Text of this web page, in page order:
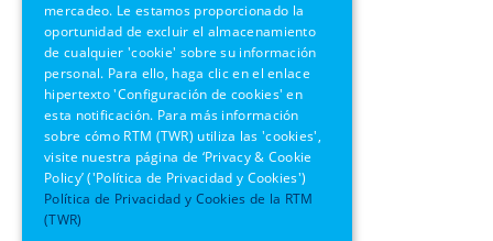
RECURSOS
A TRAVÉS DE LA BIBLIA
mercadeo. Le estamos proporcionado la
oportunidad de excluir el almacenamiento
de cualquier 'cookie' sobre su información
personal. Para ello, haga clic en el enlace
hipertexto 'Configuración de cookies' en
esta notificación. Para más información
sobre cómo RTM (TWR) utiliza las 'cookies',
visite nuestra página de ‘Privacy & Cookie
Policy’ ('Política de Privacidad y Cookies')
Política de Privacidad y Cookies de la RTM
(TWR)